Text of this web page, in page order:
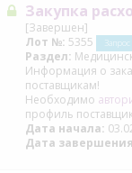
Закупка
[Завершен]
Лот №: 5355
Раздел:
Информация о
поставщикам!
Необходимо
профиль
Дата начала:
Дата